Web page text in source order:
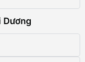
Dương